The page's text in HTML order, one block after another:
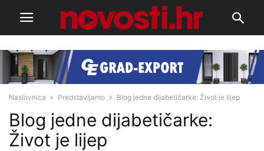
Naslovnica Predstavljamo Blog jedne dijabetičarke: Život je lijep
Blog jedne dijabetičarke:
Život je lijep